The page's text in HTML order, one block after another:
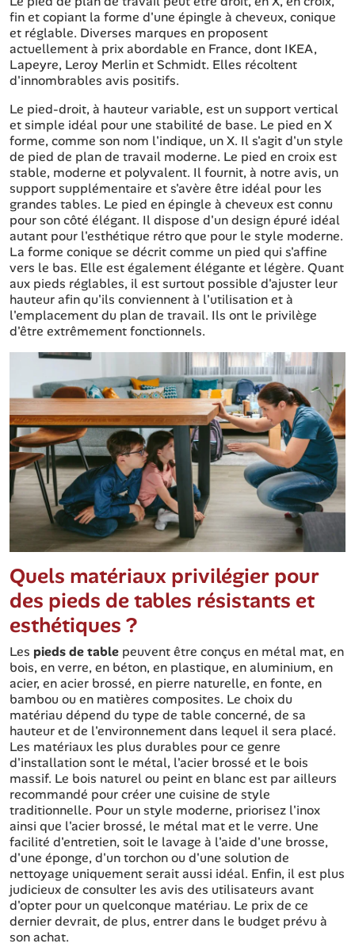
fin et copiant la forme d'une épingle à cheveux, conique
et réglable. Diverses marques en proposent
actuellement à prix abordable en France, dont IKEA,
Lapeyre, Leroy Merlin et Schmidt. Elles récoltent
d'innombrables avis positifs.
Le pied-droit, à hauteur variable, est un support vertical
et simple idéal pour une stabilité de base. Le pied en X
forme, comme son nom l'indique, un X. Il s'agit d'un style
de pied de plan de travail moderne. Le pied en croix est
stable, moderne et polyvalent. Il fournit, à notre avis, un
support supplémentaire et s'avère être idéal pour les
grandes tables. Le pied en épingle à cheveux est connu
pour son côté élégant. Il dispose d'un design épuré idéal
autant pour l'esthétique rétro que pour le style moderne.
La forme conique se décrit comme un pied qui s'affine
vers le bas. Elle est également élégante et légère. Quant
aux pieds réglables, il est surtout possible d'ajuster leur
hauteur afin qu'ils conviennent à l'utilisation et à
l'emplacement du plan de travail. Ils ont le privilège
d'être extrêmement fonctionnels.
Quels matériaux privilégier pour
des pieds de tables résistants et
esthétiques ?
Les pieds de table peuvent être conçus en métal mat, en
bois, en verre, en béton, en plastique, en aluminium, en
acier, en acier brossé, en pierre naturelle, en fonte, en
bambou ou en matières composites. Le choix du
matériau dépend du type de table concerné, de sa
hauteur et de l'environnement dans lequel il sera placé.
Les matériaux les plus durables pour ce genre
d'installation sont le métal, l'acier brossé et le bois
massif. Le bois naturel ou peint en blanc est par ailleurs
recommandé pour créer une cuisine de style
traditionnelle. Pour un style moderne, priorisez l'inox
ainsi que l'acier brossé, le métal mat et le verre. Une
facilité d'entretien, soit le lavage à l'aide d'une brosse,
d'une éponge, d'un torchon ou d'une solution de
nettoyage uniquement serait aussi idéal. Enfin, il est plus
judicieux de consulter les avis des utilisateurs avant
d'opter pour un quelconque matériau. Le prix de ce
dernier devrait, de plus, entrer dans le budget prévu à
son achat.